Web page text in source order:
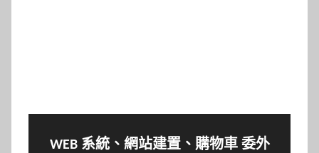
WEB 系統、網站建置、購物車 委外